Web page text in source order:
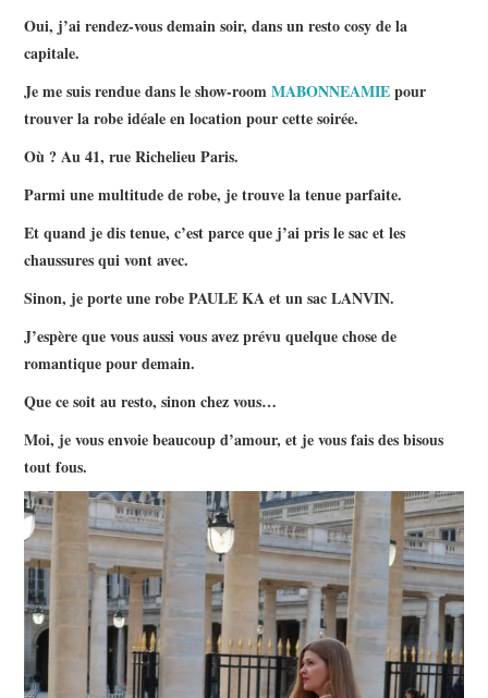
Oui, j’ai rendez-vous demain soir, dans un resto cosy de la
capitale.
Je me suis rendue dans le show-roomMABONNEAMIEpour
trouver la robe idéale en location pour cette soirée.
Où ? Au 41, rue Richelieu Paris.
Parmi une multitude de robe, je trouve la tenue parfaite.
Et quand je dis tenue, c’est parce que j’ai pris le sac et les
chaussures qui vont avec.
Sinon, je porte une robe PAULE KA et un sac LANVIN.
J’espère que vous aussi vous avez prévu quelque chose de
romantique pour demain.
Que ce soit au resto, sinon chez vous…
Moi, je vous envoie beaucoup d’amour, et je vous fais des bisous
tout fous.